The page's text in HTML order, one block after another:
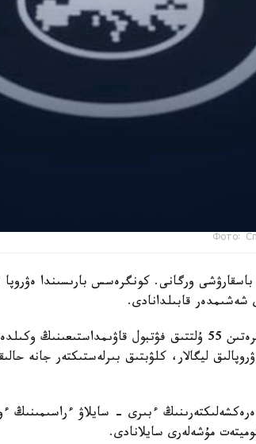
Фото:
ورگانى. كونگرەسس بارىسىندا ەۋروپا
شەشىمدەر قابىلدانادى.
كونگرەسكە ۋەفا قۇرامىنا كىرەتىن 55 ۇلتتىق فۋتبول
ليگالار، كلۋبتىق بىرلەستىكتەر جانە
ءبىرى - سايلاۋ ءراسىمىنىڭ
مۇشەلەرى سايلانادى.